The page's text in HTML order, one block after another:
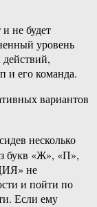
не будет
уровень
действий,
и его команда.
вариантов
несколько
букв «Ж», «П»,
не
и пойти по
Если ему